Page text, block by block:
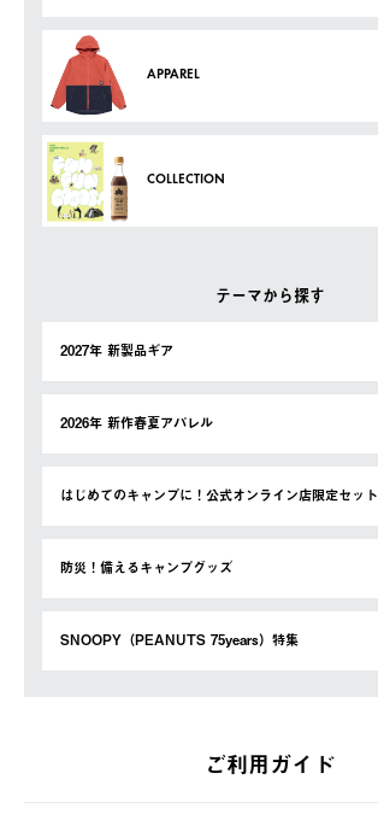
APPAREL
COLLECTION
テーマから探す
2027年 新製品ギア
2026年 新作春夏アパレル
はじめてのキャンプに！公式オンライン店限定セット
防災！備えるキャンプグッズ
SNOOPY（PEANUTS 75years）特集
ご利用ガイド